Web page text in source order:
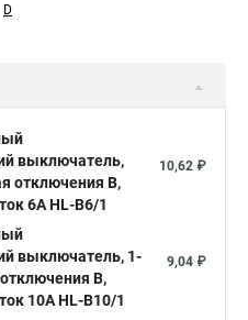
D
выключатель,
отключения B,
6А HL-B6/1
10,62 ₽
выключатель, 1-
B,
10А HL-B10/1
9,04 ₽